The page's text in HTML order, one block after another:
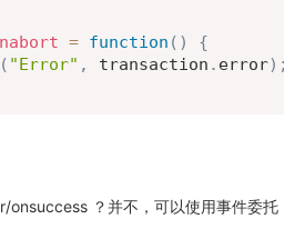
= function ( )
{
( "Error" , transaction . error) ;
onsuccess ？并不，可以使用事件委托